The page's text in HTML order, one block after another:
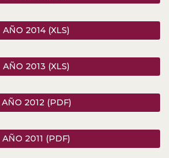
AÑO 2014 (XLS)
AÑO 2013 (XLS)
AÑO 2012 (PDF)
AÑO 2011 (PDF)